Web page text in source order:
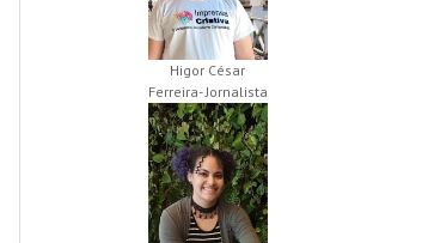
Agosto Lilás reforça
combate à violência
contra a mulher em
Higor César
Ferreira- Jornalista